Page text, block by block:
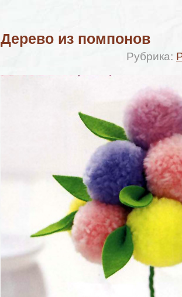
Дерево из помпонов
Рубрика: